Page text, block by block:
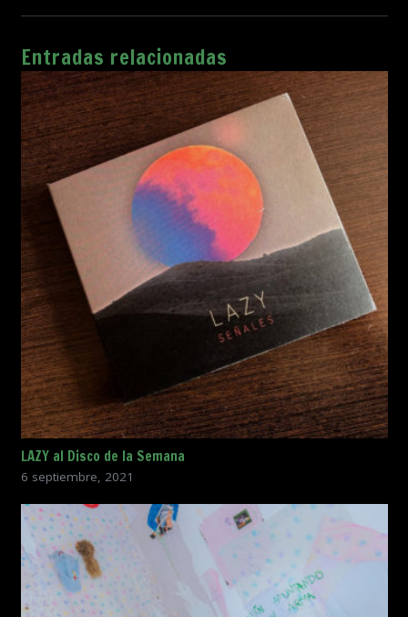
Entradas relacionadas
LAZY al Disco de la Semana
6 septiembre, 2021